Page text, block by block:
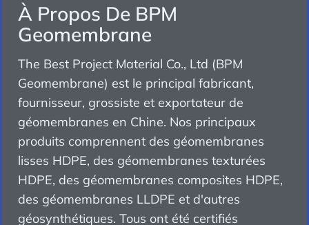
À Propos De BPM
Geomembrane
The Best Project Material Co., Ltd (BPM
Geomembrane) est le principal fabricant,
fournisseur, grossiste et exportateur de
géomembranes en Chine. Nos principaux
produits comprennent des géomembranes
lisses HDPE, des géomembranes texturées
HDPE, des géomembranes composites HDPE,
des géomembranes LLDPE et d'autres
géosynthétiques. Tous ont été certifiés